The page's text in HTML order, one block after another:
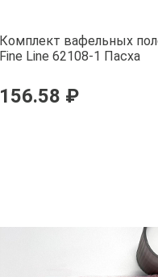
Комплект вафельных
Fine Line 62108-1 Пасха
156.58 ₽